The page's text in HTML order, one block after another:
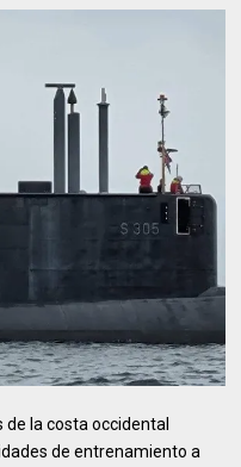
la costa occidental
de entrenamiento a